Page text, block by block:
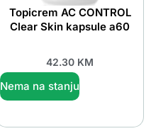
Topicrem AC CONTROL
Clear Skin kapsule a60
42.30 KM
Nema na stanju